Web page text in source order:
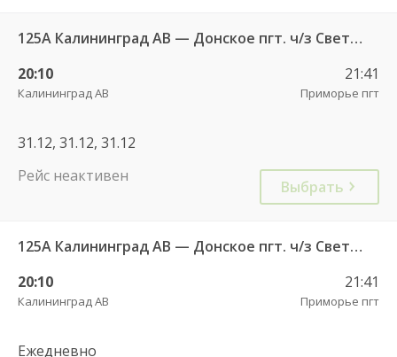
125А Калининград АВ — Донское пгт. ч/з Светлогорск г.
20:10
Калининград АВ
21:41
Приморье пгт
31.12, 31.12, 31.12
Рейс неактивен
Выбрать
125А Калининград АВ — Донское пгт. ч/з Светлогорск г.
20:10
Калининград АВ
21:41
Приморье пгт
Ежедневно